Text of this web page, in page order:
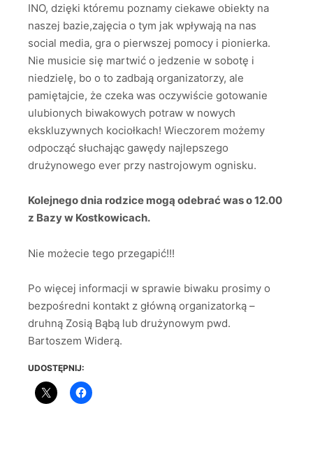
INO, dzięki któremu poznamy ciekawe obiekty na
naszej bazie,zajęcia o tym jak wpływają na nas
social media, gra o pierwszej pomocy i pionierka.
Nie musicie się martwić o jedzenie w sobotę i
niedzielę, bo o to zadbają organizatorzy, ale
pamiętajcie, że czeka was oczywiście gotowanie
ulubionych biwakowych potraw w nowych
ekskluzywnych kociołkach! Wieczorem możemy
odpocząć słuchając gawędy najlepszego
drużynowego ever przy nastrojowym ognisku.
Kolejnego dnia rodzice mogą odebrać was o 12.00
z Bazy w Kostkowicach.
Nie możecie tego przegapić!!!
Po więcej informacji w sprawie biwaku prosimy o
bezpośredni kontakt z główną organizatorką –
druhną Zosią Bąbą lub drużynowym pwd.
Bartoszem Widerą.
UDOSTĘPNIJ: